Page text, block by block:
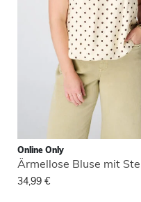
Online Only
Ärmellose Bluse mit
34,99 €